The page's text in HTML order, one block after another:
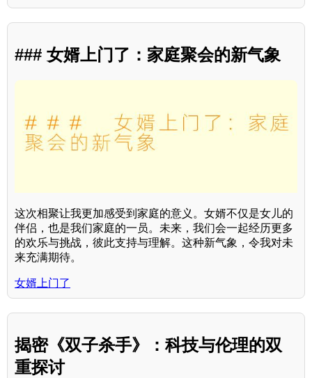
### 女婿上门了：家庭聚会的新气象
这次相聚让我更加感受到家庭的意义。女婿不仅是女儿的
伴侣，也是我们家庭的一员。未来，我们会一起经历更多
的欢乐与挑战，彼此支持与理解。这种新气象，令我对未
来充满期待。
女婿上门了
揭密《双子杀手》：科技与伦理的双
重探讨